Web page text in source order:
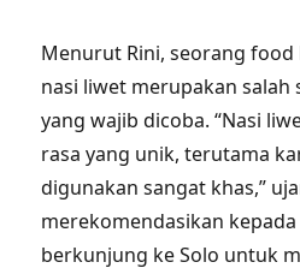
Menurut Rini, seorang food
nasi liwet merupakan salah
yang wajib dicoba. “Nasi
rasa yang unik, terutama
digunakan sangat khas,”
merekomendasikan
berkunjung ke Solo untuk